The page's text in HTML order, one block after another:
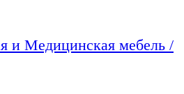
и Медицинская мебель /